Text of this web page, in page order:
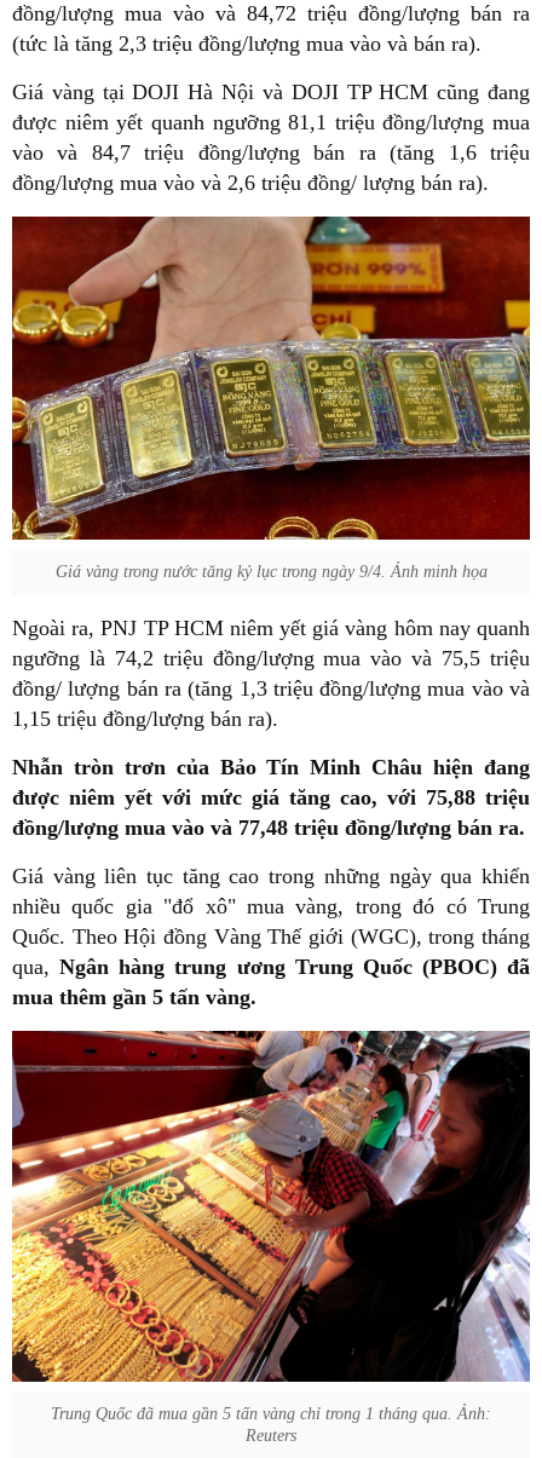
đồng/lượng mua vào và 84,72 triệu đồng/lượng bán ra
(tức là tăng 2,3 triệu đồng/lượng mua vào và bán ra).
Giá vàng tại DOJI Hà Nội và DOJI TP HCM cũng đang
được niêm yết quanh ngưỡng 81,1 triệu đồng/lượng mua
vào và 84,7 triệu đồng/lượng bán ra (tăng 1,6 triệu
đồng/lượng mua vào và 2,6 triệu đồng/ lượng bán ra).
Giá vàng trong nước tăng kỷ lục trong ngày 9/4. Ảnh minh họa
Ngoài ra, PNJ TP HCM niêm yết giá vàng hôm nay quanh
ngưỡng là 74,2 triệu đồng/lượng mua vào và 75,5 triệu
đồng/ lượng bán ra (tăng 1,3 triệu đồng/lượng mua vào và
1,15 triệu đồng/lượng bán ra).
Nhẫn tròn trơn của Bảo Tín Minh Châu hiện đang
được niêm yết với mức giá tăng cao, với 75,88 triệu
đồng/lượng mua vào và 77,48 triệu đồng/lượng bán ra.
Giá vàng liên tục tăng cao trong những ngày qua khiến
nhiều quốc gia "đổ xô" mua vàng, trong đó có Trung
Quốc. Theo Hội đồng Vàng Thế giới (WGC), trong tháng
qua,Ngân hàng trung ương Trung Quốc (PBOC) đã
mua thêm gần 5 tấn vàng.
Trung Quốc đã mua gần 5 tấn vàng chỉ trong 1 tháng qua. Ảnh:
Reuters